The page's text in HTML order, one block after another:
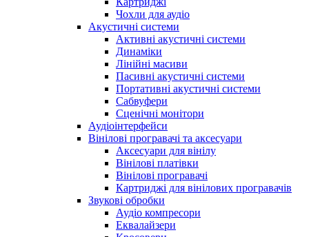
Чохли для аудіо
Акустичні системи
Активні акустичні системи
Динаміки
Лінійні масиви
Пасивні акустичні системи
Портативні акустичні системи
Сабвуфери
Сценічні монітори
Аудіоінтерфейси
Вінілові програвачі та аксесуари
Аксесуари для вінілу
Вінілові платівки
Вінілові програвачі
Картриджі для вінілових програвачів
Звукові обробки
Аудіо компресори
Еквалайзери